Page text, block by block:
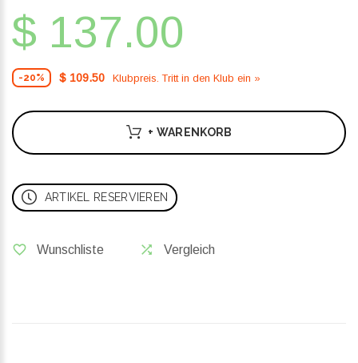
$ 137.00
-20% $ 109.50 Klubpreis. Tritt in den Klub ein »
+ WARENKORB
ARTIKEL RESERVIEREN
Wunschliste Vergleich